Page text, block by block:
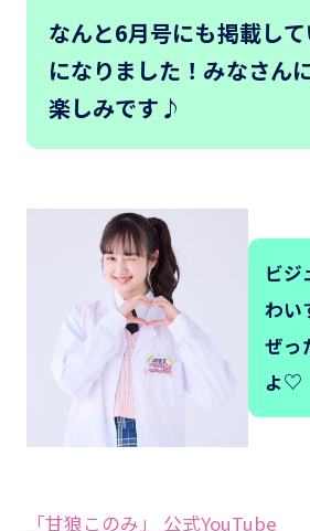
なんと6月号にも掲載し
になりました！みなさん
楽しみです♪
ビジ
わい
ぜっ
よ♡
「甘狼このみ」 公式YouTube